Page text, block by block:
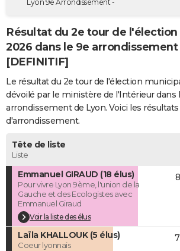
GUIDES D'ACHAT
BONS PLANS
CARTE DE VOEUX
Carte de Noël
Carte Bonne année
Carte Saint-Valentin
Carte Pâques
Carte d'anniversaire
DICTIONNAIRE
COPAINS D'AVANT
S'inscrire
Se connecter
Lycées
Collèges
Primaires
Universités
Entreprises
Service militaire
Avis de recherche
AVIS DE DÉCÈS
FORUM
Bricolage
Lifestyle
Culture
Sport
Auto
Television
Voyage
Cinema
Lyon 9e Arrondissement -
Résultat du 2e tour de
2026 dans le 9e
[DEFINITIF]
Le résultat du 2e tour de l'élection
dévoilé par le ministère de l'Intérieur dans
arrondissement de Lyon. Voici les
d'arrondissement.
Tête de liste
Liste
Emmanuel GIRAUD (18 élus)
Pour vivre Lyon 9ème, l'union de la
Gauche et des Ecologistes avec
Emmanuel Giraud
Voir la liste des élus
Laïla KHALLOUK (5 élus)
Coeur lyonnais